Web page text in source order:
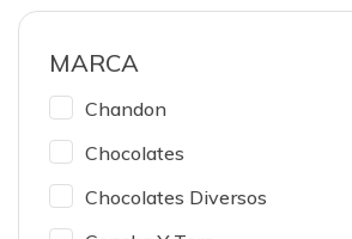
MARCA
Chandon
Chocolates
Chocolates Diversos